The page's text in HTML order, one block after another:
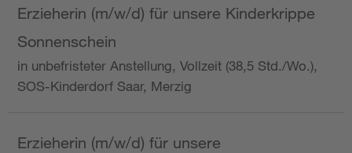
Erzieherin (m/w/d) für unsere Kinderkrippe
Sonnenschein
in unbefristeter Anstellung, Vollzeit (38,5 Std./Wo.),
SOS-Kinderdorf Saar, Merzig
Erzieherin (m/w/d) für unsere